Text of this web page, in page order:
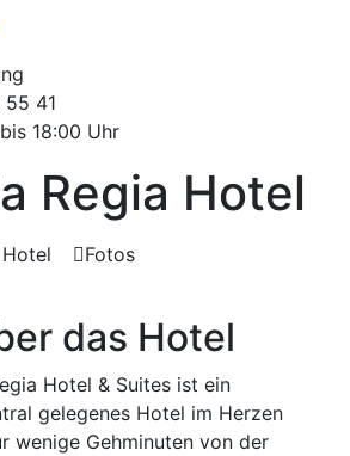
41
18:00 Uhr
Regia Hotel
Fotos
das Hotel
Hotel & Suites ist ein
gelegenes Hotel im Herzen
wenige Gehminuten von der